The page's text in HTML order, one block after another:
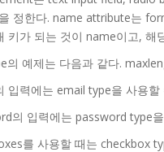
정한다. name attribute는
키가 되는 것이 name이고, 해
의 예제는 다음과 같다.
입력에는 email type을 사용할
의 입력에는 password type
를 사용할 때는 checkbox